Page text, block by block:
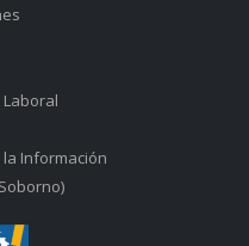
Información